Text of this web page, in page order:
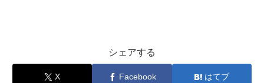
シェアする
X Facebook はてブ